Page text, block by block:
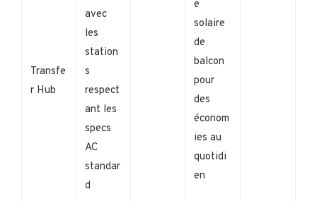
Transfe
r Hub
avec
les
station
s
respect
ant les
specs
AC
standar
d
e
solaire
de
balcon
pour
des
économ
ies au
quotidi
en